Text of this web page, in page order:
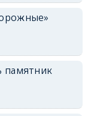
памятник